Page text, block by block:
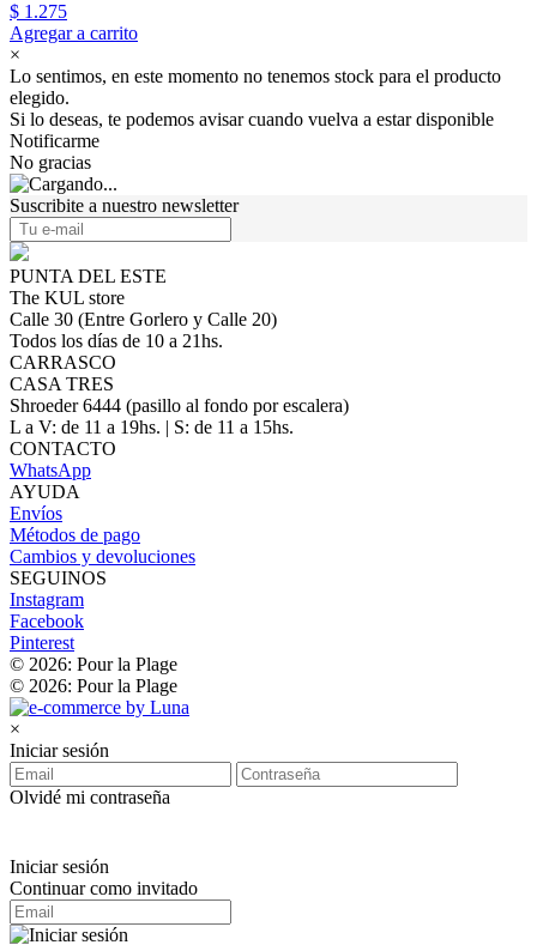
$ 1.275
Agregar a carrito
×
Lo sentimos, en este momento no tenemos stock para el producto
elegido.
Si lo deseas, te podemos avisar cuando vuelva a estar disponible
Notificarme
No gracias
Suscribite a nuestro newsletter
PUNTA DEL ESTE
The KUL store
Calle 30 (Entre Gorlero y Calle 20)
Todos los días de 10 a 21hs.
CARRASCO
CASA TRES
Shroeder 6444 (pasillo al fondo por escalera)
L a V: de 11 a 19hs. | S: de 11 a 15hs.
CONTACTO
WhatsApp
AYUDA
Envíos
Métodos de pago
Cambios y devoluciones
SEGUINOS
Instagram
Facebook
Pinterest
© 2026: Pour la Plage
© 2026: Pour la Plage
×
Iniciar sesión
Olvidé mi contraseña
Iniciar sesión
Continuar como invitado